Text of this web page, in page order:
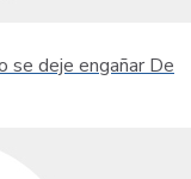
se deje engañar De